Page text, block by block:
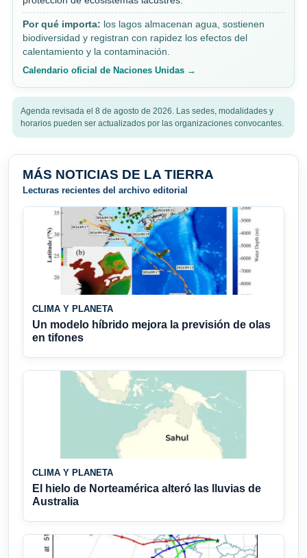
Por qué importa: los lagos almacenan agua, sostienen
biodiversidad y registran con rapidez los efectos del
calentamiento y la contaminación.
Calendario oficial de Naciones Unidas →
Agenda revisada el 8 de agosto de 2026. Las sedes, modalidades y
horarios pueden ser actualizados por las organizaciones convocantes.
MÁS NOTICIAS DE LA TIERRA
Lecturas recientes del archivo editorial
CLIMA Y PLANETA
Un modelo híbrido mejora la previsión de olas
en tifones
CLIMA Y PLANETA
El hielo de Norteamérica alteró las lluvias de
Australia